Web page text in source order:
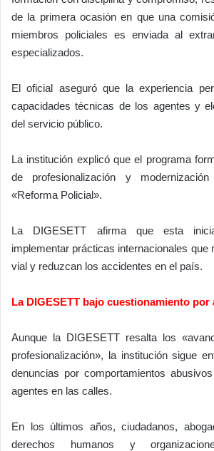
de la primera ocasión en que una
miembros policiales es enviada al
especializados.
El oficial aseguró que la experiencia
capacidades técnicas de los agentes y
del servicio público.
La institución explicó que el programa
de profesionalización y
«Reforma Policial».
La DIGESETT afirma que esta
implementar prácticas internacionales que
vial y reduzcan los accidentes en el país.
La DIGESETT bajo cuestionamiento
Aunque la DIGESETT resalta los
profesionalización», la institución sigue
denuncias por comportamientos
agentes en las calles.
En los últimos años, ciudadanos,
derechos humanos y